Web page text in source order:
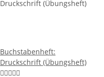
Buchstabenheft:
Druckschrift (Übungsheft)